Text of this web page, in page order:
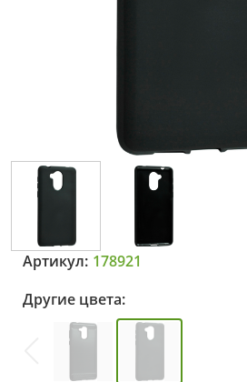
Артикул: 178921
Другие цвета: